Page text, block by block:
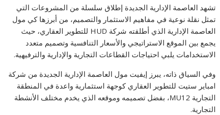
تشهد العاصمة الإدارية الجديدة إطلاق سلسلة من المشروعات التي
تمثل نقلة نوعية في مفاهيم الاستثمار والتصميم، من أبرزها كي مول
العاصمة الإدارية الذي أطلقته شركة HUD للتطوير العقاري، حيث
يجمع بين الموقع الاستراتيجي والأسعار التنافسية وتصميم متعدد
الاستخدامات يلبي احتياجات القطاعات التجارية والإدارية والترفيهية.
وفي السياق ذاته، يبرز إيفيت مول العاصمة الإدارية الجديدة من شركة
امباير ستيت للتطوير العقاري كوجهة استثمارية واعدة في المنطقة
التجارية MU12، بفضل تصميمه وموقعه الذي يخدم مختلف الأنشطة
التجارية.